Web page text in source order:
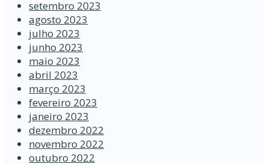
setembro 2023
agosto 2023
julho 2023
junho 2023
maio 2023
abril 2023
março 2023
fevereiro 2023
janeiro 2023
dezembro 2022
novembro 2022
outubro 2022